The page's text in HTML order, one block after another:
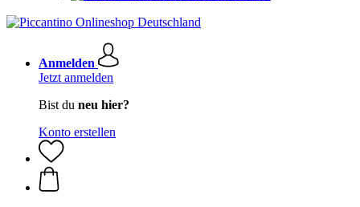
Anmelden
Jetzt anmelden
Bist du neu hier?
Konto erstellen